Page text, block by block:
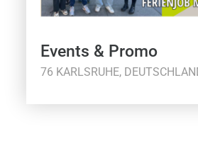
Events & Promo
76 KARLSRUHE,